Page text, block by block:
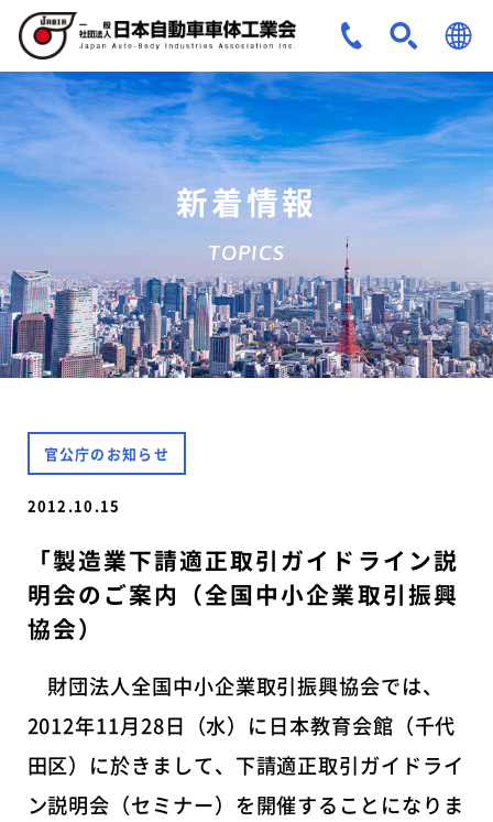
JPN
ENG
新着情報
TOPICS
官公庁のお知らせ
2012.10.15
「製造業下請適正取引ガイドライン説
明会のご案内（全国中小企業取引振興
協会）
財団法人全国中小企業取引振興協会では、
2012年11月28日（水）に日本教育会館（千代
田区）に於きまして、下請適正取引ガイドライ
ン説明会（セミナー）を開催することになりま